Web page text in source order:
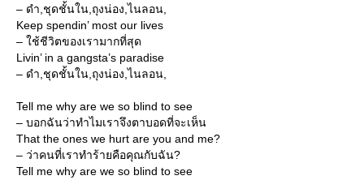
– ดำ,ชุดชั้นใน,ถุงน่อง,ไนลอน,
Keep spendin’ most our lives
– ใช้ชีวิตของเรามากที่สุด
Livin’ in a gangsta’s paradise
– ดำ,ชุดชั้นใน,ถุงน่อง,ไนลอน,
Tell me why are we so blind to see
– บอกฉันว่าทำไมเราจึงตาบอดที่จะเห็น
That the ones we hurt are you and me?
– ว่าคนที่เราทำร้ายคือคุณกับฉัน?
Tell me why are we so blind to see